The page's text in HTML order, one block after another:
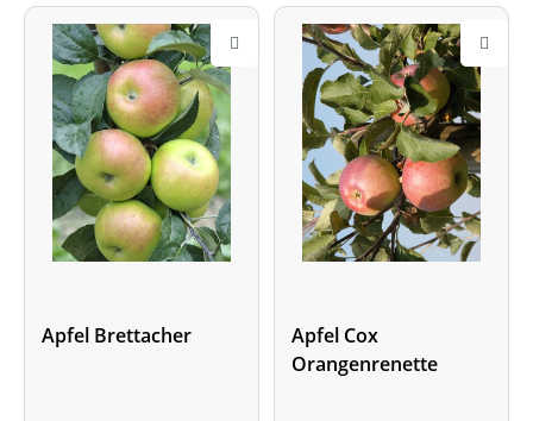
Apfel Brettacher
Apfel Cox
Orangenrenette